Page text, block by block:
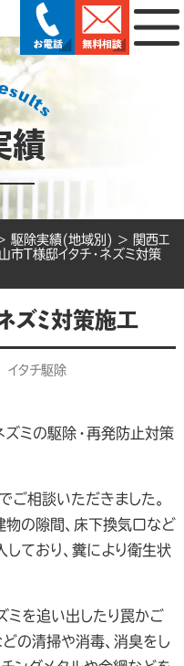
績
駆除実績(地域別) > 関西エ
市T様邸イタチ・ネズミ対策
ズミ対策施工
イタチ駆除
ズミの駆除・再発防止対策
ご相談いただきました。
物の隙間、床下換気口など
ており、糞により衛生状
ミを追い出したり罠かご
の清掃や消毒、消臭をし